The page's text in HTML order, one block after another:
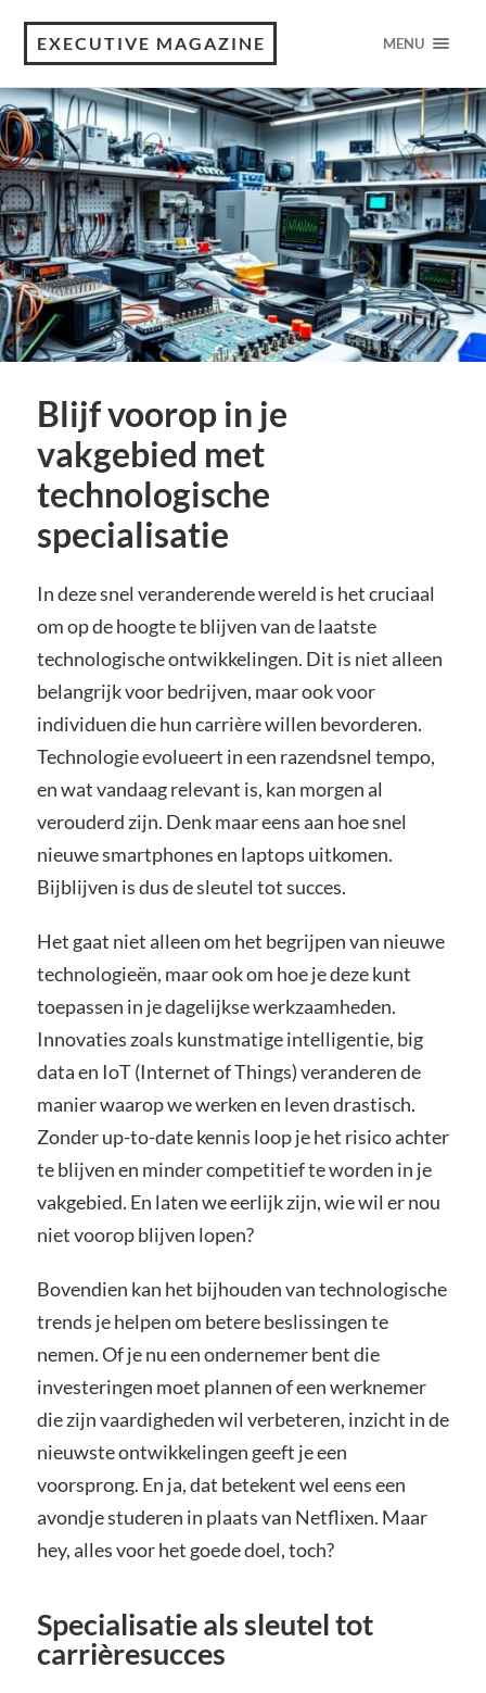
EXECUTIVE MAGAZINE MENU
Blijf voorop in je
vakgebied met
technologische
specialisatie
In deze snel veranderende wereld is het cruciaal
om op de hoogte te blijven van de laatste
technologische ontwikkelingen. Dit is niet alleen
belangrijk voor bedrijven, maar ook voor
individuen die hun carrière willen bevorderen.
Technologie evolueert in een razendsnel tempo,
en wat vandaag relevant is, kan morgen al
verouderd zijn. Denk maar eens aan hoe snel
nieuwe smartphones en laptops uitkomen.
Bijblijven is dus de sleutel tot succes.
Het gaat niet alleen om het begrijpen van nieuwe
technologieën, maar ook om hoe je deze kunt
toepassen in je dagelijkse werkzaamheden.
Innovaties zoals kunstmatige intelligentie, big
data en IoT (Internet of Things) veranderen de
manier waarop we werken en leven drastisch.
Zonder up-to-date kennis loop je het risico achter
te blijven en minder competitief te worden in je
vakgebied. En laten we eerlijk zijn, wie wil er nou
niet voorop blijven lopen?
Bovendien kan het bijhouden van technologische
trends je helpen om betere beslissingen te
nemen. Of je nu een ondernemer bent die
investeringen moet plannen of een werknemer
die zijn vaardigheden wil verbeteren, inzicht in de
nieuwste ontwikkelingen geeft je een
voorsprong. En ja, dat betekent wel eens een
avondje studeren in plaats van Netflixen. Maar
hey, alles voor het goede doel, toch?
Specialisatie als sleutel tot
carrièresucces